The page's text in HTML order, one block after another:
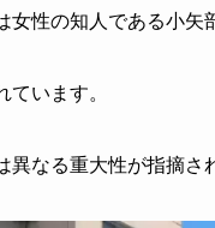
性の知人である小矢
います。
なる重大性が指摘さ